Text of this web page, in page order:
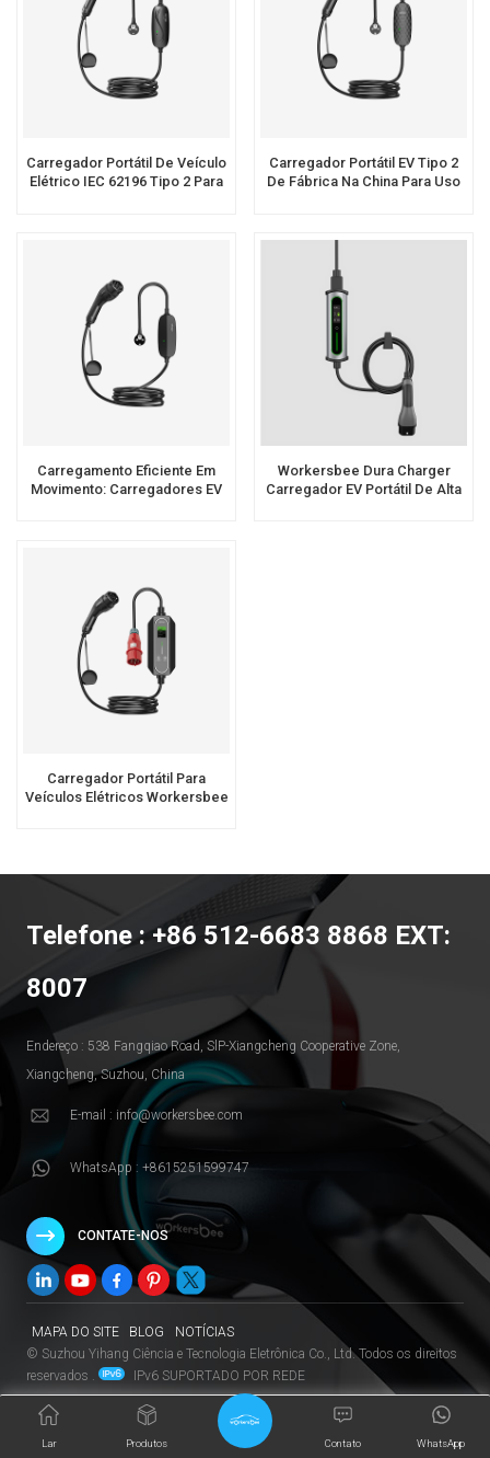
Carregador Portátil De Veículo
Elétrico IEC 62196 Tipo 2 Para
Carregador Portátil EV Tipo 2
De Fábrica Na China Para Uso
Carregamento Eficiente Em
Movimento: Carregadores EV
Workersbee Dura Charger
Carregador EV Portátil De Alta
Carregador Portátil Para
Veículos Elétricos Workersbee
Telefone : +86 512-6683 8868 EXT:
8007
Endereço : 538 Fangqiao Road, SlP-Xiangcheng Cooperative Zone,
Xiangcheng, Suzhou, China
E-mail : info@workersbee.com
WhatsApp : +8615251599747
CONTATE-NOS
MAPA DO SITE BLOG
NOTÍCIAS
© Suzhou Yihang Ciência e Tecnologia Eletrônica Co., Ltd. Todos os direitos
reservados .
IPv6 SUPORTADO POR REDE
Lar Produtos WhatsApp
Contato